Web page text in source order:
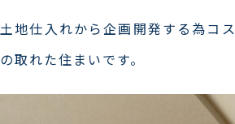
土地仕入れから企画開発する為コ
の取れた住まいです。